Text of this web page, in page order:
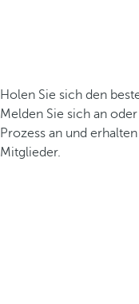
Holen Sie sich den
Melden Sie sich an
Prozess an und
Mitglieder.